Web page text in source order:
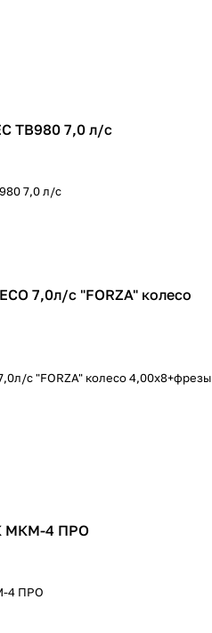
TB980 7,0 л/с
7,0 л/с
7,0л/с "FORZA" колесо
с "FORZA" колесо 4,00х8+фрезы
МКМ-4 ПРО
4 ПРО